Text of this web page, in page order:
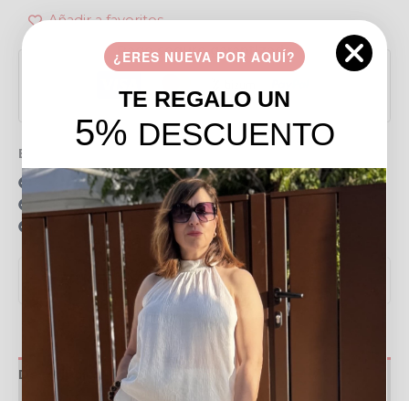
Añadir a favoritos
Pago seguro garantizado
Envío gratis en pedidos de más de 49 €
15 días para realizar devoluciones
Resolvemos tus dudas por llamada o WhatsApp
Recogida en tienda gratis
VER MEDIDAS Y GUÍA DE TALLAS
Descripción
¿ERES NUEVA POR AQUÍ?
TE REGALO UN
5% DESCUENTO